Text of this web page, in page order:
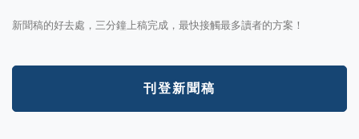
新聞稿的好去處，三分鐘上稿完成，最快接觸最多讀者的方案！
刊登新聞稿